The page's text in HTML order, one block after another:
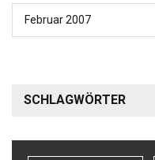
Februar 2007
SCHLAGWÖRTER